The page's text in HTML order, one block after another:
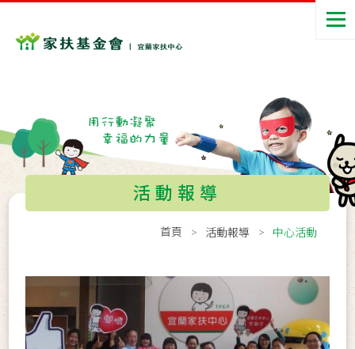
活動報導
首頁 活動報導 中心活動